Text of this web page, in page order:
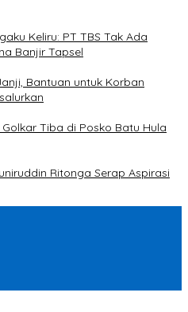
Keliru: PT TBS Tak Ada
Banjir Tapsel
Bantuan untuk Korban
Tiba di Posko Batu Hula
Ritonga Serap Aspirasi